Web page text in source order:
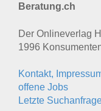
Beratung.ch
Der Onlineverlag
1996
Kontakt,
offene Jobs
Letzte